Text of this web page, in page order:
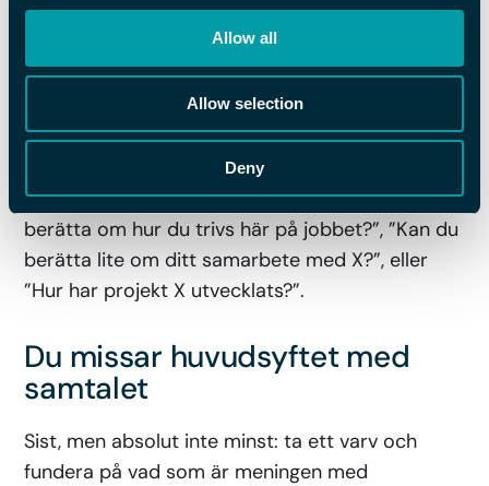
Allow all
Allow selection
Deny
varken omständigheter, sammanhang eller
De mest fruktbara samtalen får vi genom att
ställa öppna frågor, som ger utrymme för
motparten att utveckla det den menar, känner
eller tänker. Fråga exempelvis i stället ”Kan du
berätta om hur du trivs här på jobbet?”, ”Kan du
berätta lite om ditt samarbete med X?”, eller
”Hur har projekt X utvecklats?”.
Du missar huvudsyftet med
samtalet
Sist, men absolut inte minst: ta ett varv och
fundera på vad som är meningen med